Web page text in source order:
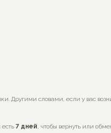
Другими словами, если у вас
7 дней, чтобы вернуть или